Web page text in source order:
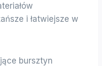
i łatwiejsze w
bursztyn